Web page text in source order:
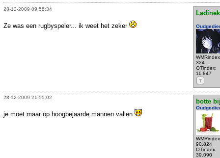
28-12-2009 09:55:34
324
OTindex:
11.847
T
Ze was een rugbyspeler... ik weet het zeker
28-12-2009 21:55:02
botte
90.824
OTindex:
39.090
je moet maar op hoogbejaarde mannen vallen